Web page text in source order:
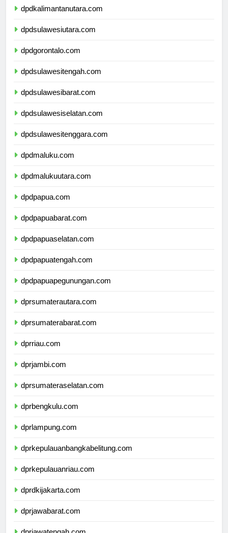
dpdkalimantanutara.com
dpdsulawesiutara.com
dpdgorontalo.com
dpdsulawesitengah.com
dpdsulawesibarat.com
dpdsulawesiselatan.com
dpdsulawesitenggara.com
dpdmaluku.com
dpdmalukuutara.com
dpdpapua.com
dpdpapuabarat.com
dpdpapuaselatan.com
dpdpapuatengah.com
dpdpapuapegunungan.com
dprsumaterautara.com
dprsumaterabarat.com
dprriau.com
dprjambi.com
dprsumateraselatan.com
dprbengkulu.com
dprlampung.com
dprkepulauanbangkabelitung.com
dprkepulauanriau.com
dprdkijakarta.com
dprjawabarat.com
dprjawatengah.com